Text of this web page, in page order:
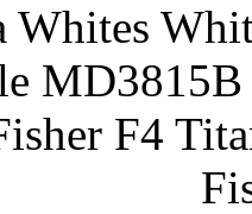
Whites
F4